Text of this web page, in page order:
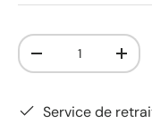
Qté
-
+
Service de